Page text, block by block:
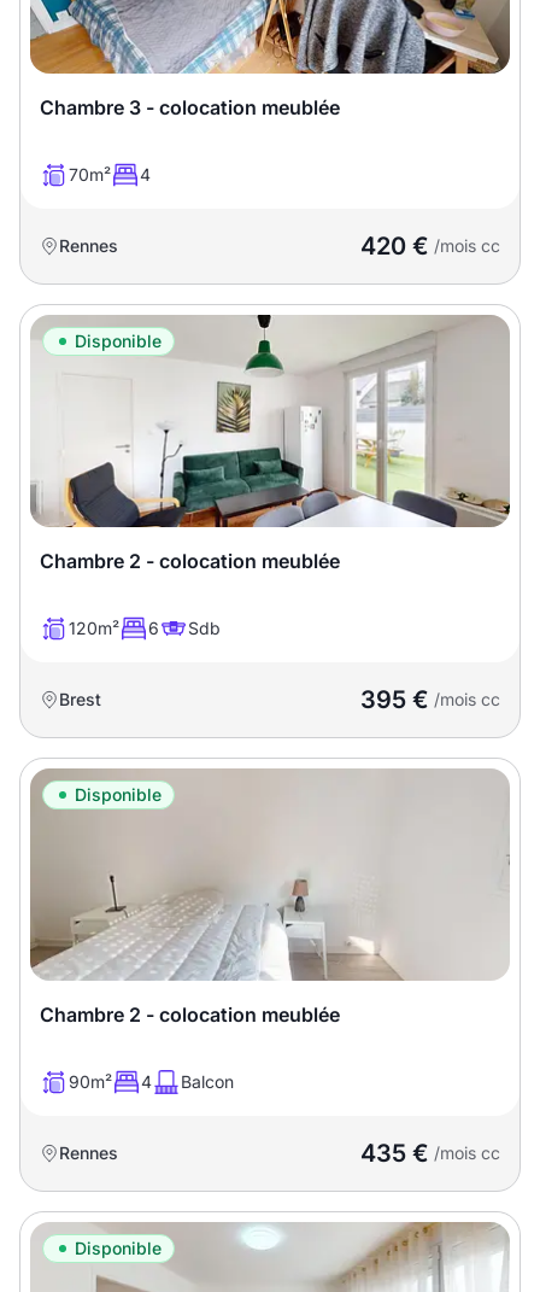
Chambre 3 - colocation meublée
70m² 4
Rennes 420 € /mois cc
Disponible
Chambre 2 - colocation meublée
120m² 6 Sdb
Brest 395 € /mois cc
Disponible
Chambre 2 - colocation meublée
90m² 4 Balcon
Rennes 435 € /mois cc
Disponible